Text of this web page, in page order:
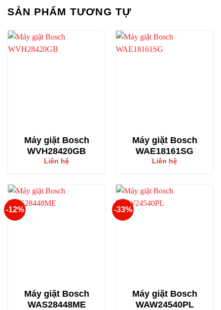
SẢN PHẨM TƯƠNG TỰ
Máy giặt Bosch
WVH28420GB
Liên hệ
Máy giặt Bosch
WAE18161SG
Liên hệ
-12%
Máy giặt Bosch
WAS28448ME
-33%
Máy giặt Bosch
WAW24540PL